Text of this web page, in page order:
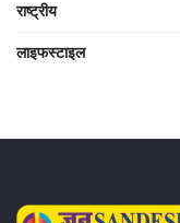
राष्ट्रीय
लाइफस्टाइल